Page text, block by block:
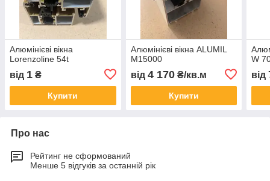
Алюмінієві вікна
Lorenzoline 54t
від 1 ₴
Купити
Алюмінієві вікна ALUMIL
M15000
від 4 170₴/кв.м
Купити
W
від
Про нас
Рейтинг не сформований
Менше 5 відгуків за останній рік